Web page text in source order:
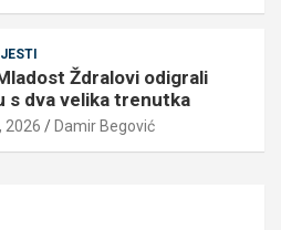
Ždralovi odigrali
s dva velika trenutka
2026 Damir Begović